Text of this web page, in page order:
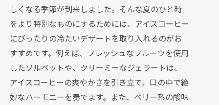
しくなる季節が到来しました。そんな夏のひと時
をより特別なものにするためには、アイスコーヒー
にぴったりの冷たいデザートを取り入れるのがお
すすめです。例えば、フレッシュなフルーツを使用
したソルベットや、クリーミーなジェラートは、
アイスコーヒーの爽やかさを引き立て、口の中で絶
妙なハーモニーを奏でます。また、ベリー系の酸味